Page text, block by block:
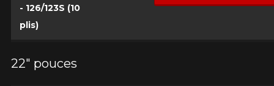
- 126/123S (10
plis)
22" pouces